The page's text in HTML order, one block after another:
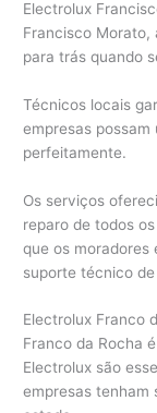
Electrolux
Francisco Morato,
para trás quando
Técnicos locais
empresas
perfeitamente.
Os serviços
reparo de todos
que os moradores
suporte técnico
Electrolux Franco
Franco da Rocha
Electrolux são
empresas tenham